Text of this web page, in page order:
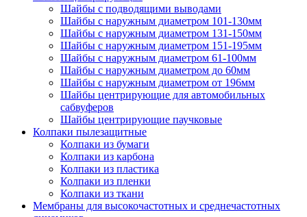
Шайбы с подводящими выводами
Шайбы с наружным диаметром 101-130мм
Шайбы с наружным диаметром 131-150мм
Шайбы с наружным диаметром 151-195мм
Шайбы с наружным диаметром 61-100мм
Шайбы с наружным диаметром до 60мм
Шайбы с наружным диаметром от 196мм
Шайбы центрирующие для автомобильных
сабвуферов
Шайбы центрирующие паучковые
Колпаки пылезащитные
Колпаки из бумаги
Колпаки из карбона
Колпаки из пластика
Колпаки из пленки
Колпаки из ткани
Мембраны для высокочастотных и среднечастотных